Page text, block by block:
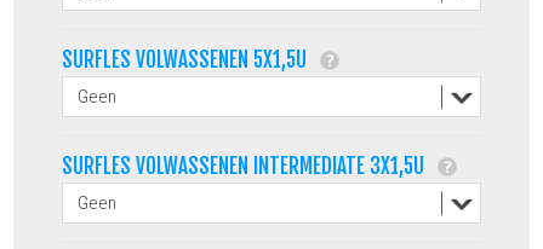
SURFLES VOLWASSENEN 5X1,5U
SURFLES VOLWASSENEN INTERMEDIATE 3X1,5U